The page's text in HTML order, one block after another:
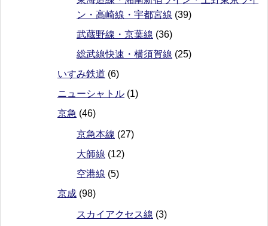
ン・高崎線・宇都宮線 (39)
武蔵野線・京葉線 (36)
総武線快速・横須賀線 (25)
いすみ鉄道 (6)
ニューシャトル (1)
京急 (46)
京急本線 (27)
大師線 (12)
空港線 (5)
京成 (98)
スカイアクセス線 (3)